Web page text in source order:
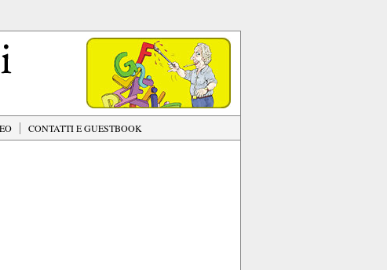
CONTATTI E GUESTBOOK